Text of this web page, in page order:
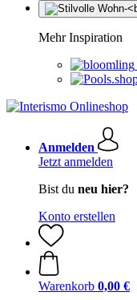
Mehr Inspiration
Anmelden
Jetzt anmelden
Bist du neu hier?
Konto erstellen
Warenkorb 0,00 €